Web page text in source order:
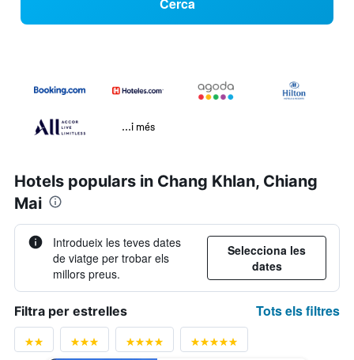
Cerca
...i més
Hotels populars in Chang Khlan, Chiang
Mai
Introdueix les teves dates
de viatge per trobar els
millors preus.
Selecciona les
dates
Filtra per estrelles Tots els filtres